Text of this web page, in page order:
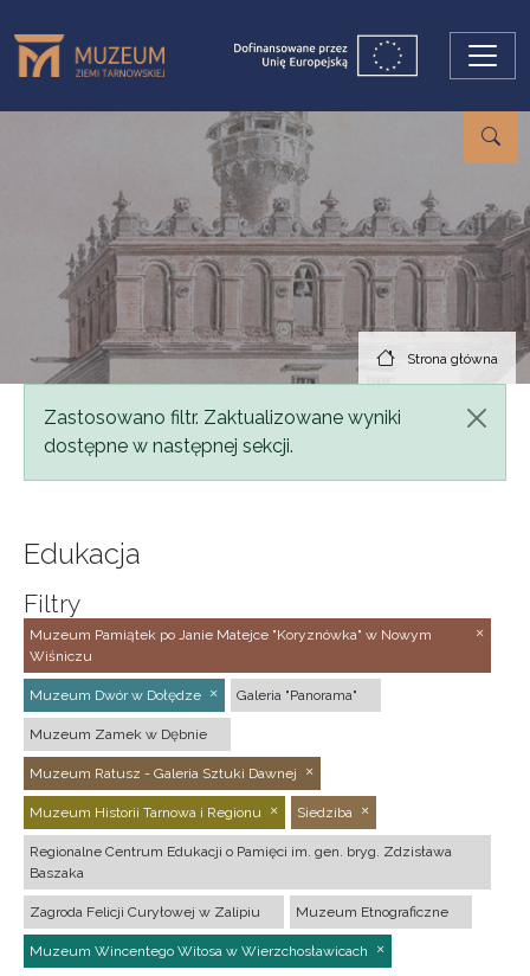
Strona główna
Komunikat
Zastosowano filtr. Zaktualizowane wyniki
dostępne w następnej sekcji.
Edukacja
Filtry
Muzeum Pamiątek po Janie Matejce "Koryznówka" w Nowym
Wiśniczu
Muzeum Dwór w Dołędze Galeria "Panorama"
Muzeum Zamek w Dębnie
Muzeum Ratusz - Galeria Sztuki Dawnej
Muzeum Historii Tarnowa i Regionu Siedziba
Regionalne Centrum Edukacji o Pamięci im. gen. bryg. Zdzisława
Baszaka
Zagroda Felicji Curyłowej w Zalipiu Muzeum Etnograficzne
Muzeum Wincentego Witosa w Wierzchosławicach